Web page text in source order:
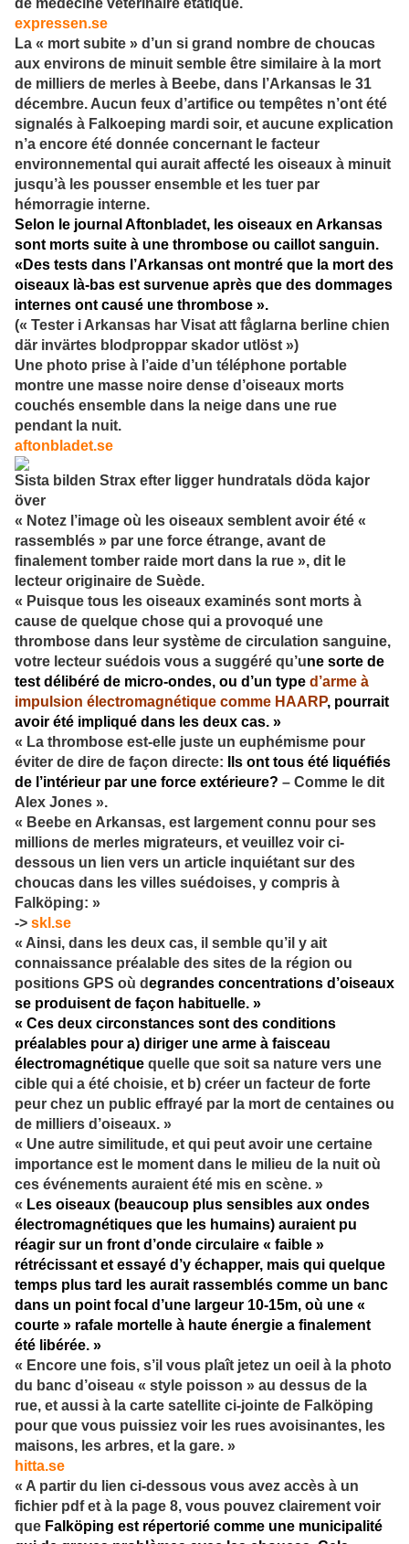
expressen.se
La « mort subite » d’un si grand nombre de choucas
aux environs de minuit semble être similaire à la mort
de milliers de merles à Beebe, dans l’Arkansas le 31
décembre. Aucun feux d’artifice ou tempêtes n’ont été
signalés à Falkoeping mardi soir, et aucune explication
n’a encore été donnée concernant le facteur
environnemental qui aurait affecté les oiseaux à minuit
jusqu’à les pousser ensemble et les tuer par
hémorragie interne.
Selon le journal Aftonbladet, les oiseaux en Arkansas
sont morts suite à une thrombose ou caillot sanguin.
«Des tests dans l’Arkansas ont montré que la mort des
oiseaux là-bas est survenue après que des dommages
internes ont causé une thrombose ».
(« Tester i Arkansas har Visat att fåglarna berline chien
där invärtes blodproppar skador utlöst »)
Une photo prise à l’aide d’un téléphone portable
montre une masse noire dense d’oiseaux morts
couchés ensemble dans la neige dans une rue
pendant la nuit.
aftonbladet.se
Sista bilden Strax efter ligger hundratals döda kajor
över
« Notez l’image où les oiseaux semblent avoir été «
rassemblés » par une force étrange, avant de
finalement tomber raide mort dans la rue », dit le
lecteur originaire de Suède.
« Puisque tous les oiseaux examinés sont morts à
cause de quelque chose qui a provoqué une
thrombose dans leur système de circulation sanguine,
votre lecteur suédois vous a suggéré qu’une sorte de
test délibéré de micro-ondes, ou d’un type d’arme à
impulsion électromagnétique comme HAARP, pourrait
avoir été impliqué dans les deux cas. »
« La thrombose est-elle juste un euphémisme pour
éviter de dire de façon directe:
Ils ont tous été liquéfiés
de l’intérieur par une force extérieure? – Comme le dit
Alex Jones ».
« Beebe en Arkansas, est largement connu pour ses
millions de merles migrateurs, et veuillez voir ci-
dessous un lien vers un article inquiétant sur des
choucas dans les villes suédoises, y compris à
Falköping: »
-> skl.se
« Ainsi, dans les deux cas, il semble qu’il y ait
connaissance préalable des sites de la région ou
positions GPS où degrandes concentrations d’oiseaux
se produisent de façon habituelle. »
« Ces deux circonstances sont des conditions
préalables pour a) diriger une arme à faisceau
électromagnétique quelle que soit sa nature vers une
cible qui a été choisie, et b) créer un facteur de forte
peur chez un public effrayé par la mort de centaines ou
de milliers d’oiseaux. »
« Une autre similitude, et qui peut avoir une certaine
importance est le moment dans le milieu de la nuit où
ces événements auraient été mis en scène. »
« Les oiseaux (beaucoup plus sensibles aux ondes
électromagnétiques que les humains) auraient pu
réagir sur un front d’onde circulaire « faible »
rétrécissant et essayé d’y échapper, mais qui quelque
temps plus tard les aurait rassemblés comme un banc
dans un point focal d’une largeur 10-15m, où une «
courte » rafale mortelle à haute énergie a finalement
été libérée. »
« Encore une fois, s’il vous plaît jetez un oeil à la photo
du banc d’oiseau « style poisson » au dessus de la
rue, et aussi à la carte satellite ci-jointe de Falköping
pour que vous puissiez voir les rues avoisinantes, les
maisons, les arbres, et la gare. »
hitta.se
« A partir du lien ci-dessous vous avez accès à un
fichier pdf et à la page 8, vous pouvez clairement voir
que Falköping est répertorié comme une municipalité